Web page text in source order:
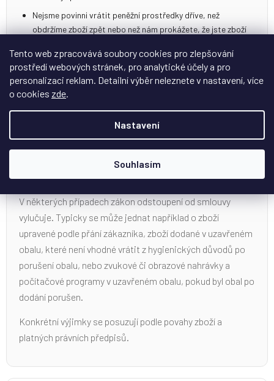
Tento web zpracovává soubory cookies pro zlepšování
prostředí webových stránek, pro analytické účely a pro
personalizaci reklam. Detailní výběr neleznete v nastavení, více
o cookies zde.
Nastavení
Souhlasím
Nejsme povinni vrátit peněžní prostředky dříve, než
obdržíme zboží zpět nebo než nám prokážete, že jste zboží
Zásilky zaslané na dobírku nebo na výdejní místa
nepřebíráme.
Kdy nelze odstoupit od smlouvy do
V některých případech zákon odstoupení od smlouvy
vylučuje. Typicky se může jednat například o zboží
upravené podle přání zákazníka, zboží dodané v uzavřeném
obalu, které není vhodné vrátit z hygienických důvodů po
porušení obalu, nebo zvukové či obrazové nahrávky a
počítačové programy v uzavřeném obalu, pokud byl obal po
dodání porušen.
Konkrétní výjimky se posuzují podle povahy zboží a
platných právních předpisů.